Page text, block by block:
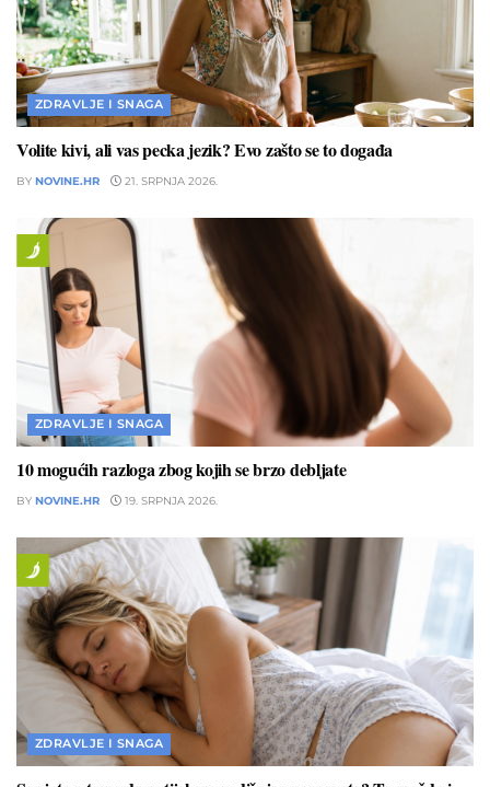
ZDRAVLJE I SNAGA
Volite kivi, ali vas pecka jezik? Evo zašto se to događa
BY NOVINE.HR 21. SRPNJA 2026.
ZDRAVLJE I SNAGA
10 mogućih razloga zbog kojih se brzo debljate
BY NOVINE.HR 19. SRPNJA 2026.
ZDRAVLJE I SNAGA